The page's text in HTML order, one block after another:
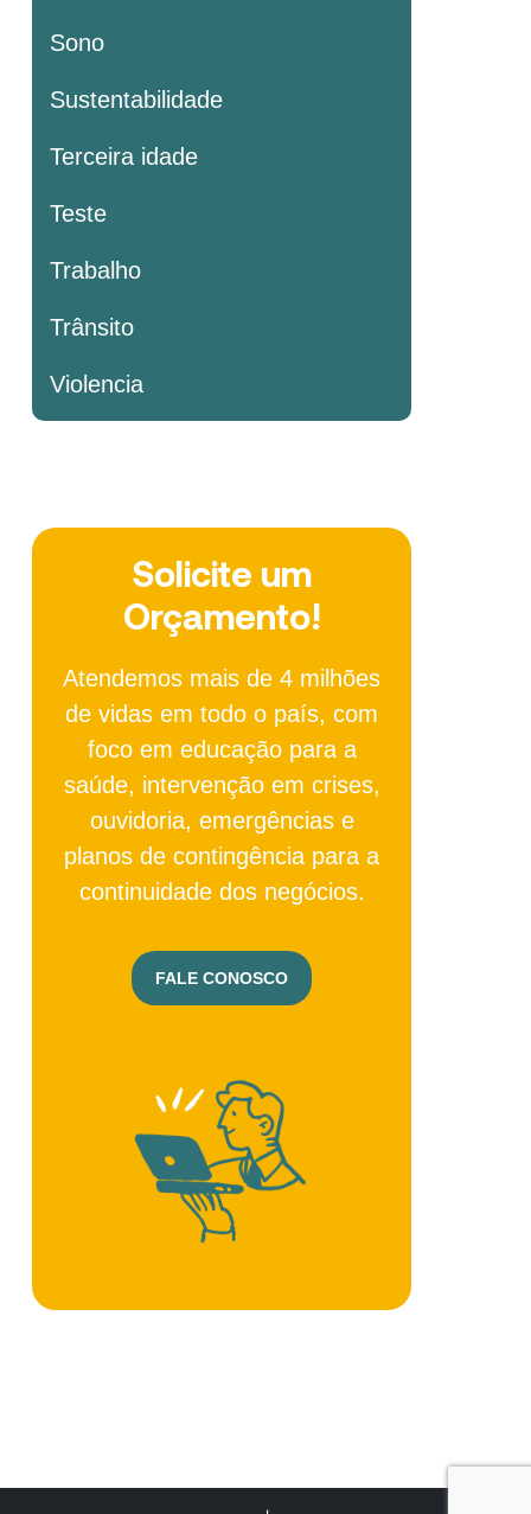
Sono
Sustentabilidade
Terceira idade
Teste
Trabalho
Trânsito
Violencia
Solicite um
Orçamento!
Atendemos mais de 4 milhões
de vidas em todo o país, com
foco em educação para a
saúde, intervenção em crises,
ouvidoria, emergências e
planos de contingência para a
continuidade dos negócios.
FALE CONOSCO